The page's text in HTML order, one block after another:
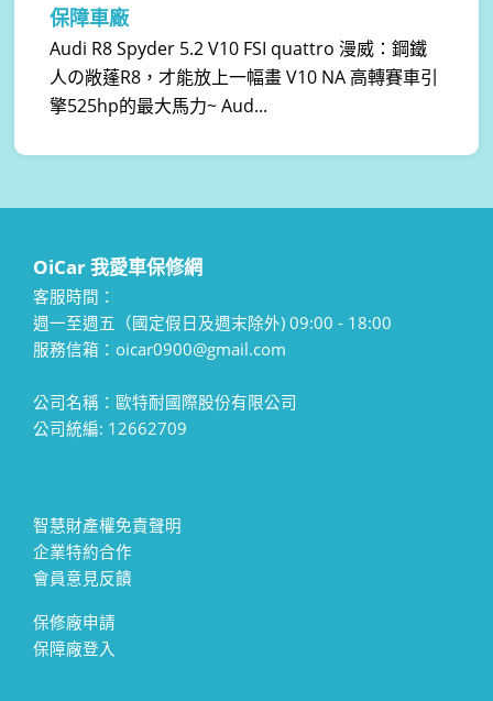
保障車廠
Audi R8 Spyder 5.2 V10 FSI quattro 漫威：鋼鐵
人の敞蓬R8，才能放上一幅畫 V10 NA 高轉賽車引
擎525hp的最大馬力~ Aud...
OiCar 我愛車保修網
客服時間：
週一至週五（國定假日及週末除外) 09:00 - 18:00
服務信箱：oicar0900@gmail.com
公司名稱：歐特耐國際股份有限公司
公司統編: 12662709
智慧財產權免責聲明
企業特約合作
會員意見反饋
保修廠申請
保障廠登入